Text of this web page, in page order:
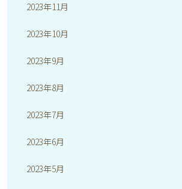
2023年11月
2023年10月
2023年9月
2023年8月
2023年7月
2023年6月
2023年5月